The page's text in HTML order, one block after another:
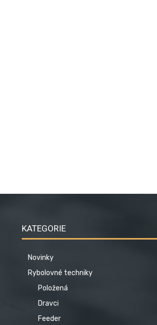
KATEGORIE
Novinky
Rybolovné techniky
Položená
Dravci
Feeder